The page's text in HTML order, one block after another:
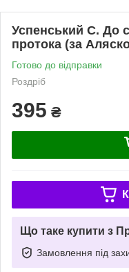
Успенський С. До
протока (за
Готово до відправки
Роздріб
395 ₴
Що таке купити з
Замовлення під